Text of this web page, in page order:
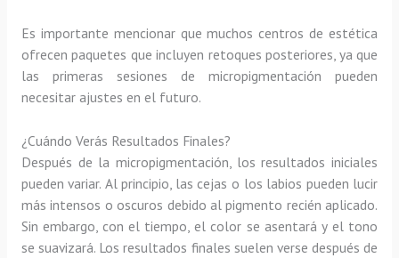
Es importante mencionar que muchos centros de estética
ofrecen paquetes que incluyen retoques posteriores, ya que
las primeras sesiones de micropigmentación pueden
necesitar ajustes en el futuro.
¿Cuándo Verás Resultados Finales?
Después de la micropigmentación, los resultados iniciales
pueden variar. Al principio, las cejas o los labios pueden lucir
más intensos o oscuros debido al pigmento recién aplicado.
Sin embargo, con el tiempo, el color se asentará y el tono
se suavizará. Los resultados finales suelen verse después de